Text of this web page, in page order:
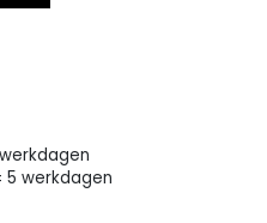
5 werkdagen